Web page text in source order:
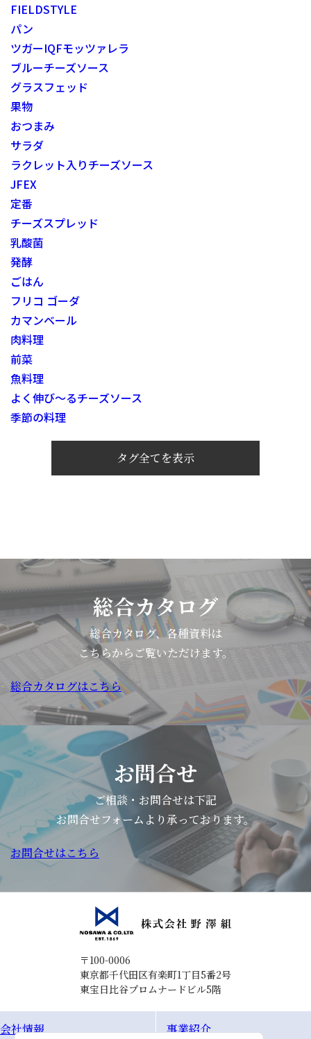
FIELDSTYLE
パン
ツガーIQFモッツァレラ
ブルーチーズソース
グラスフェッド
果物
おつまみ
サラダ
ラクレット入りチーズソース
JFEX
定番
チーズスプレッド
乳酸菌
発酵
ごはん
フリコ ゴーダ
カマンベール
肉料理
前菜
魚料理
よく伸び～るチーズソース
季節の料理
タグ全てを表示
総合カタログ
総合カタログ、各種資料は
こちらからご覧いただけます。
総合カタログはこちら
お問合せ
ご相談・お問合せは下記
お問合せフォームより承っております。
お問合せはこちら
〒100-0006
東京都千代田区有楽町1丁目5番2号
東宝日比谷プロムナードビル5階
会社情報 事業紹介